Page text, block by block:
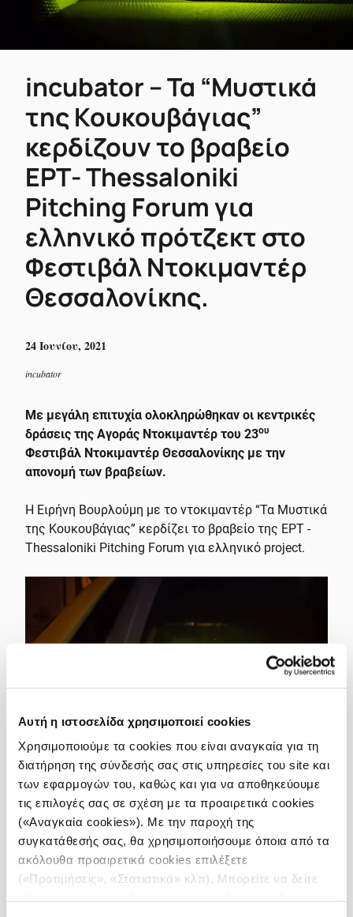
Αυτή η ιστοσελίδα χρησιμοποιεί cookies
Χρησιμοποιούμε τα cookies που είναι αναγκαία για τη
διατήρηση της σύνδεσής σας στις υπηρεσίες του site και
των εφαρμογών του, καθώς και για να αποθηκεύουμε
τις επιλογές σας σε σχέση με τα προαιρετικά cookies
(«Αναγκαία cookies»). Με την παροχή της
συγκατάθεσής σας, θα χρησιμοποιήσουμε όποια από τα
ακόλουθα προαιρετικά cookies επιλέξετε
(«Προτιμήσεις», «Στατιστικά» κλπ). Μπορείτε να δείτε
incubator – Τα “Μυστικά
της Κουκουβάγιας”
κερδίζουν το βραβείο
ΕΡΤ- Thessaloniki
Pitching Forum για
ελληνικό πρότζεκτ στο
Φεστιβάλ Ντοκιμαντέρ
Θεσσαλονίκης.
24 Ιουνίου, 2021
incubator
Με μεγάλη επιτυχία ολοκληρώθηκαν οι κεντρικές
δράσεις της Αγοράς Ντοκιμαντέρ του 23ου
Φεστιβάλ Ντοκιμαντέρ Θεσσαλονίκης με την
απονομή των βραβείων.
Η Ειρήνη Βουρλούμη με το ντοκιμαντέρ “Τα Μυστικά
της Κουκουβάγιας” κερδίζει το βραβείο της ΕΡΤ -
Thessaloniki Pitching Forum για ελληνικό project.
Η ταινία, αποτυπώνει μέσα από τα ματιά τριών
επαγγελματιών οδηγών ταξί, την Αθήνα, που περνά
στην πρωτόγνωρη απομόνωση της πανδημίας τη
στιγμή που έδειχνε τα πρώτα σημάδια ανάρρωσης